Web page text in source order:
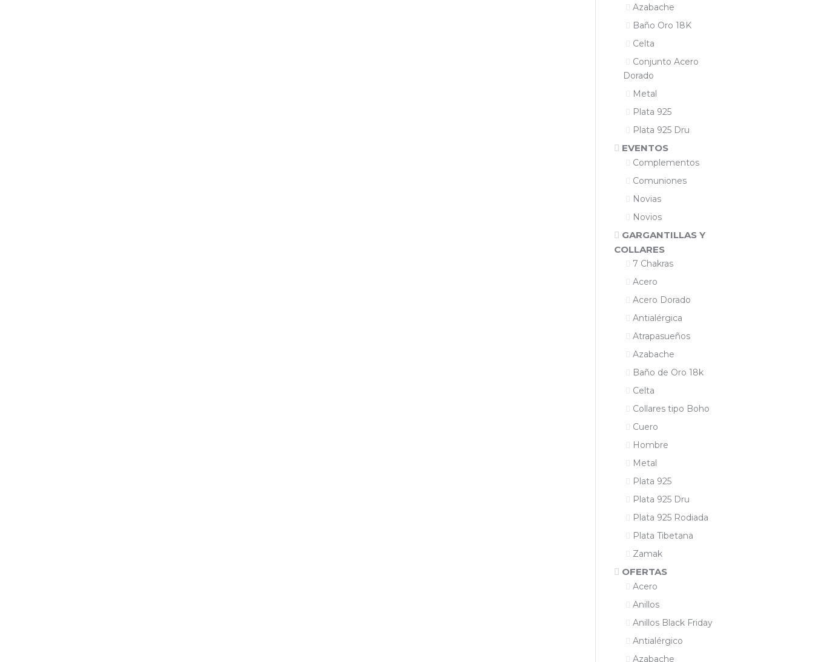
Azabache
Baño Oro 18K
Celta
Conjunto Acero
Dorado
Metal
Plata 925
Plata 925 Dru
EVENTOS
Complementos
Comuniones
Novias
Novios
GARGANTILLAS Y
COLLARES
7 Chakras
Acero
Acero Dorado
Antialérgica
Atrapasueños
Azabache
Baño de Oro 18k
Celta
Collares tipo Boho
Cuero
Hombre
Metal
Plata 925
Plata 925 Dru
Plata 925 Rodiada
Plata Tibetana
Zamak
OFERTAS
Acero
Anillos
Anillos Black Friday
Antialérgico
Azabache